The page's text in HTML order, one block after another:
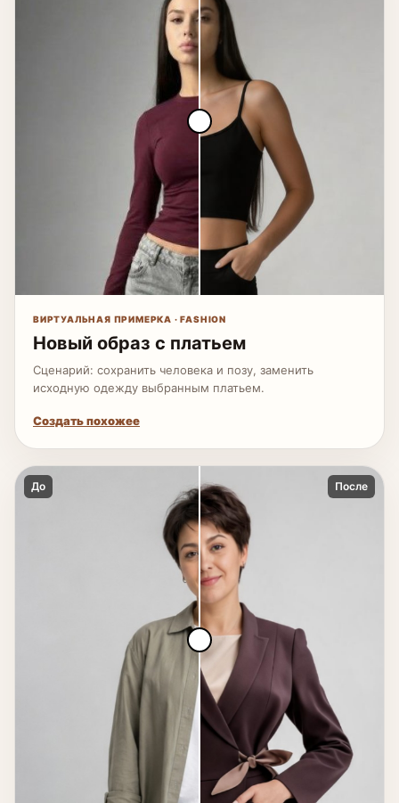
ВИРТУАЛЬНАЯ ПРИМЕРКА · FASHION
Новый образ с платьем
Сценарий: сохранить человека и позу, заменить
исходную одежду выбранным платьем.
Создать похожее
До После